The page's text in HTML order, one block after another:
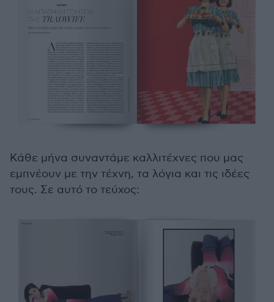
Κάθε μήνα συναντάμε καλλιτέχνες που μας
εμπνέουν με την τέχνη, τα λόγια και τις ιδέες
τους. Σε αυτό το τεύχος: